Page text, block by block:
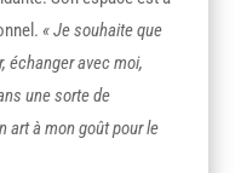
« Je souhaite que
échanger avec moi,
une sorte de
art à mon goût pour le